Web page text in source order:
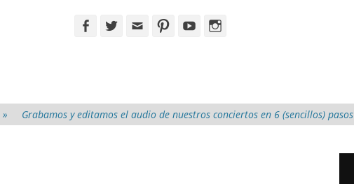
Facebook
Twitter EmailPinterestYouTubeInstagram
» Grabamos y editamos el audio de nuestros conciertos en 6 (sencillos) pasos